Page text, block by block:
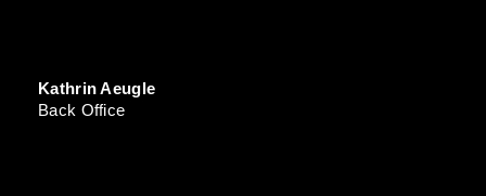
Kathrin Aeugle
Back Office